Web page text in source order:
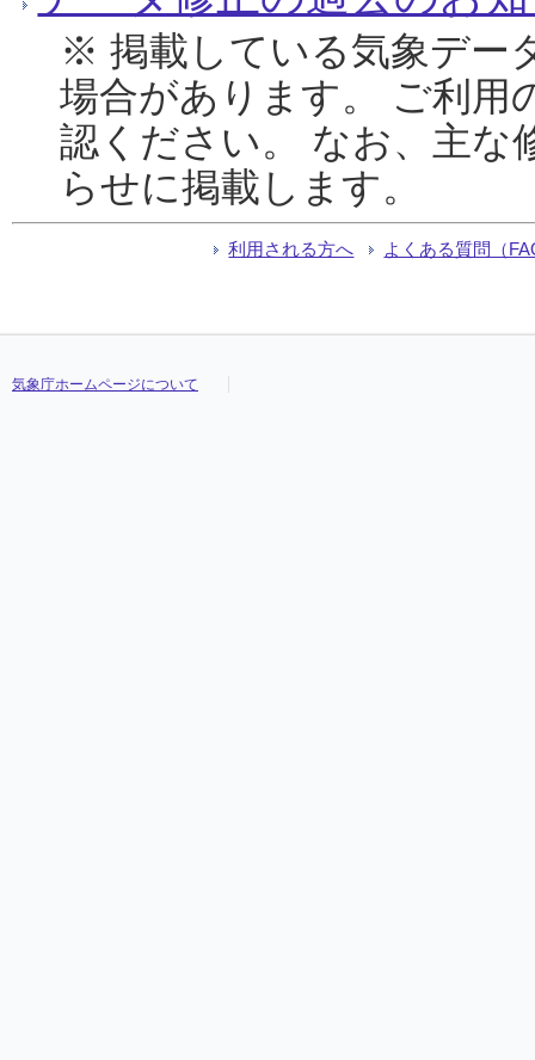
※ 掲載している気象デー
場合があります。 ご利用
認ください。 なお、主な
らせに掲載します。
利用される方へ よくある質問（
気象庁ホームページについて